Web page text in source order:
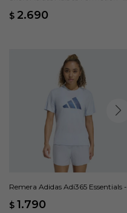
$ 2.690
Remera Adidas Adi365 Essentials -
$ 1.790